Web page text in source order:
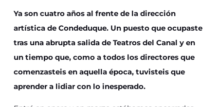
Ya son cuatro años al frente de la dirección
artística de Condeduque. Un puesto que ocupaste
tras una abrupta salida de Teatros del Canal y en
un tiempo que, como a todos los directores que
comenzasteis en aquella época, tuvisteis que
aprender a lidiar con lo inesperado.